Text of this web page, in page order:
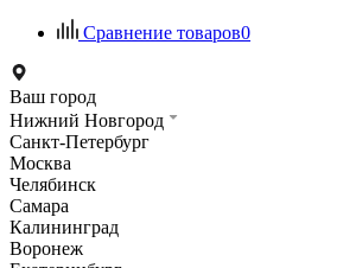
Сравнение товаров0
Ваш город
Нижний Новгород
Санкт-Петербург
Москва
Челябинск
Самара
Калининград
Воронеж